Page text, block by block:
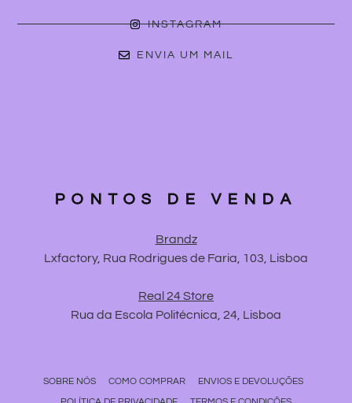
INSTAGRAM
ENVIA UM MAIL
PONTOS DE VENDA
Brandz
Lxfactory, Rua Rodrigues de Faria, 103, Lisboa
Real 24 Store
Rua da Escola Politécnica, 24, Lisboa
SOBRE NÓS COMO COMPRAR
ENVIOS E DEVOLUÇÕES